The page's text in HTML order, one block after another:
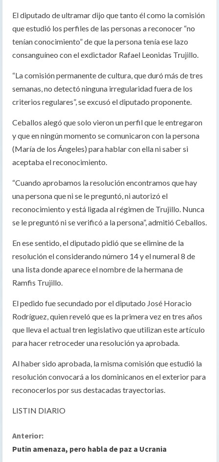
El diputado de ultramar dijo que tanto él como la comisión
que estudió los perfiles de las personas a reconocer “no
tenían conocimiento” de que la persona tenía ese lazo
consanguíneo con el exdictador Rafael Leonidas Trujillo.
“La comisión permanente de cultura, que duró más de tres
semanas, no detectó ninguna irregularidad fuera de los
criterios regulares”, se excusó el diputado proponente.
Ceballos alegó que solo vieron un perfil que le entregaron
y que en ningún momento se comunicaron con la persona
(María de los Ángeles) para hablar con ella ni saber si
aceptaba el reconocimiento.
“Cuando aprobamos la resolución encontramos que hay
una persona que ni se le preguntó, ni autorizó el
reconocimiento y está ligada al régimen de Trujillo. Nunca
se le preguntó ni se verificó a la persona”, admitió Ceballos.
En ese sentido, el diputado pidió que se elimine de la
resolución el considerando número 14 y el numeral 8 de
una lista donde aparece el nombre de la hermana de
Ramfis Trujillo.
El pedido fue secundado por el diputado José Horacio
Rodríguez, quien reveló que es la primera vez en tres años
que lleva el actual tren legislativo que utilizan este artículo
para hacer retroceder una resolución ya aprobada.
Al haber sido aprobada, la misma comisión que estudió la
resolución convocará a los dominicanos en el exterior para
reconocerlos por sus destacadas trayectorias.
LISTIN DIARIO
S
Anterior:
Putin amenaza, pero habla de paz a Ucrania